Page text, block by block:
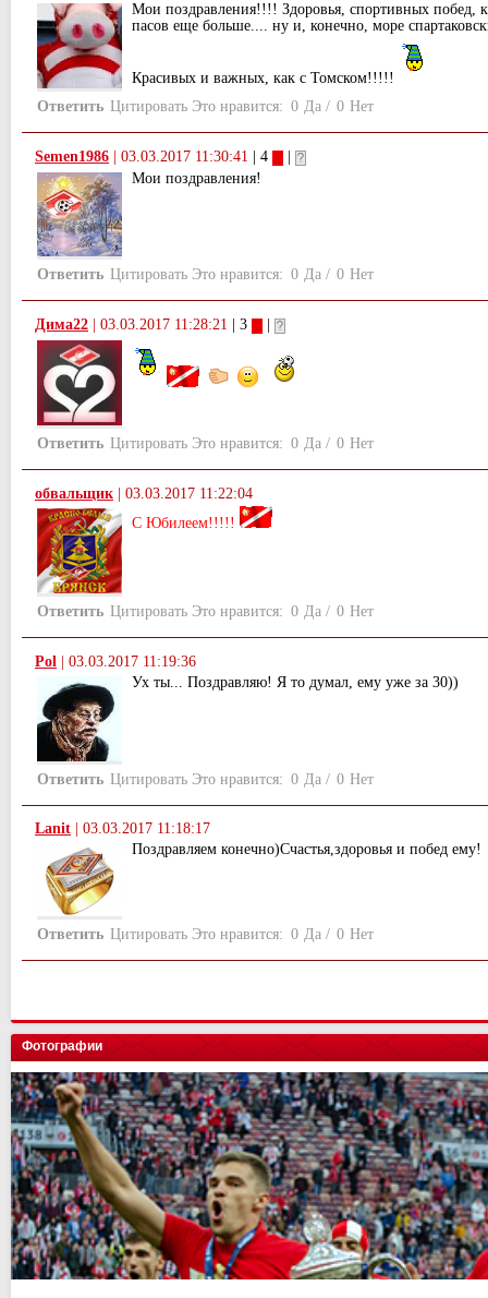
Мои поздравления!!!! Здоровья, спортивных побед,
пасов еще больше.... ну и, конечно, море
Красивых и важных, как с Томском!!!!!
Ответить Цитировать Это нравится: 0 Да / 0 Нет
Semen1986 03.03.2017 11:30:41 | 4
Мои поздравления!
Ответить Цитировать Это нравится: 0 Да / 0 Нет
Дима22 03.03.2017 11:28:21 | 3
Ответить Цитировать Это нравится: 0 Да / 0 Нет
обвальщик
03.03.2017 11:22:04
С Юбилеем!!!!!
Ответить Цитировать Это нравится: 0 Да / 0 Нет
Pol | 03.03.2017 11:19:36
Ух ты... Поздравляю! Я то думал, ему уже за 30))
Ответить Цитировать Это нравится: 0 Да / 0 Нет
Lanit
03.03.2017 11:18:17
Поздравляем конечно)Счастья,здоровья и побед ему!
Ответить Цитировать Это нравится: 0 Да / 0 Нет
Фотографии